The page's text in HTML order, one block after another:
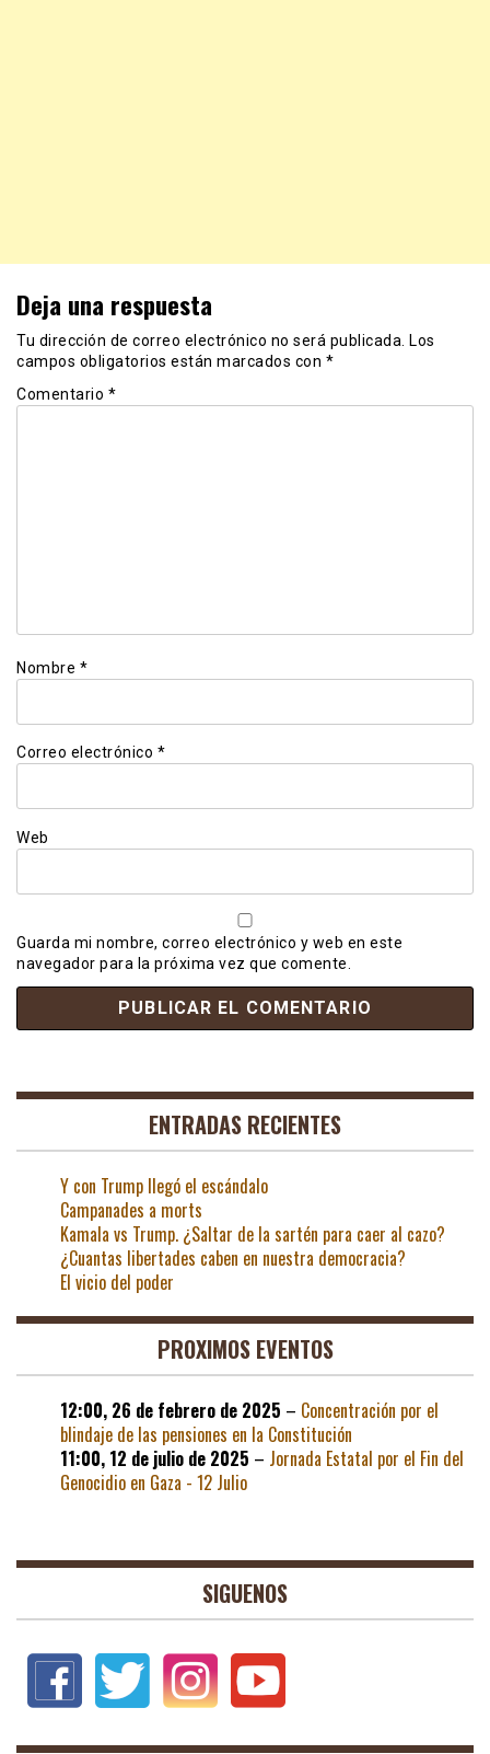
Deja una respuesta
Tu dirección de correo electrónico no será publicada.
Los
campos obligatorios están marcados con *
Comentario *
Nombre *
Correo electrónico *
Web
Guarda mi nombre, correo electrónico y web en este
navegador para la próxima vez que comente.
ENTRADAS RECIENTES
Y con Trump llegó el escándalo
Campanades a morts
Kamala vs Trump. ¿Saltar de la sartén para caer al cazo?
¿Cuantas libertades caben en nuestra democracia?
El vicio del poder
PROXIMOS EVENTOS
12:00, 26 de febrero de 2025 – Concentración por el
blindaje de las pensiones en la Constitución
11:00, 12 de julio de 2025 – Jornada Estatal por el Fin del
Genocidio en Gaza - 12 Julio
SIGUENOS